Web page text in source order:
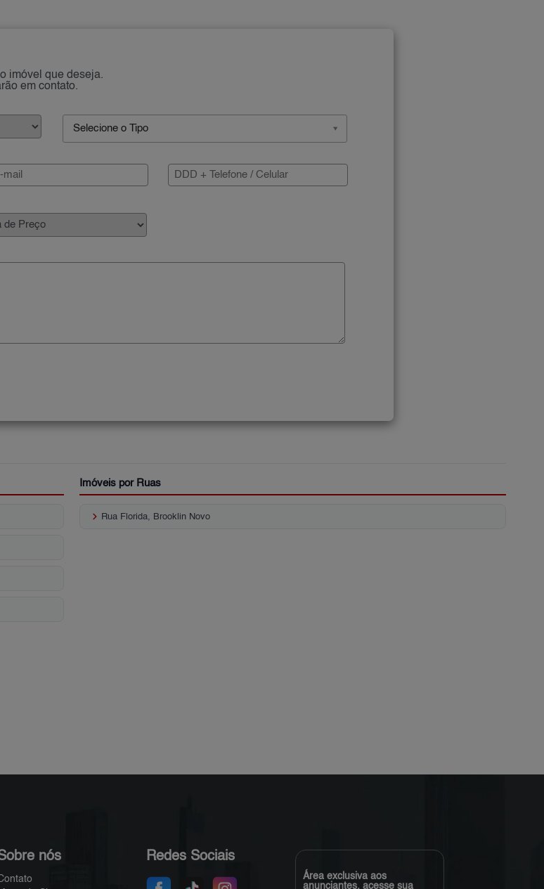
imóvel que deseja.
em contato.
Selecione o Tipo
Imóveis por Ruas
keyboard_arrow_right Rua Florida, Brooklin Novo
nós Redes Sociais
Área exclusiva aos
anunciantes, acesse sua